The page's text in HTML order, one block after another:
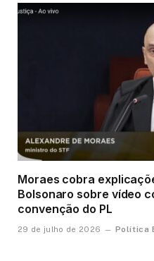
Moraes cobra
Bolsonaro sobre vídeo
convenção do PL
29 de julho de 2026 Política